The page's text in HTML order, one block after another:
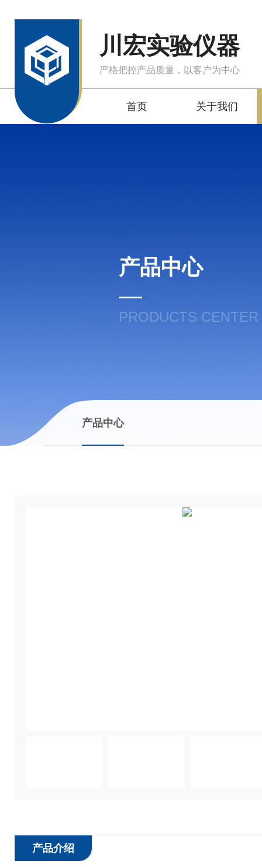
川宏实验仪器
严格把控产品质量，以客户为中心
首页 关于我们
产品中心
PRODUCTS CENTER
产品中心
产品介绍